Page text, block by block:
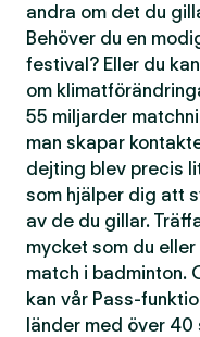
andra om det du
Behöver du en
festival? Eller du
om
55 miljarder
man skapar
dejting blev precis
som hjälper dig att
av de du gillar.
mycket som du
match i badminton.
kan vår Pass-
länder med över